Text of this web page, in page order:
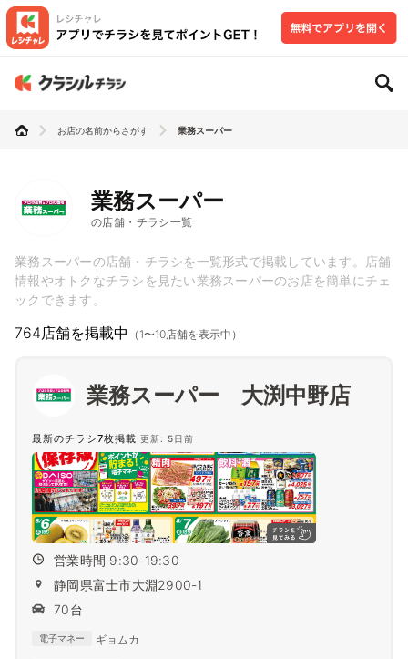
お店の名前からさがす 業務スーパー
業務スーパー
の店舗・チラシ一覧
業務スーパーの店舗・チラシを一覧形式で掲載しています。店舗
情報やオトクなチラシを見たい業務スーパーのお店を簡単にチェ
ックできます。
764店舗を掲載中 （1〜10店舗を表示中）
業務スーパー 大渕中野店
最新のチラシ7枚掲載 更新: 5日前
営業時間 9:30-19:30
静岡県富士市大淵2900-1
70台
電子マネー ギョムカ